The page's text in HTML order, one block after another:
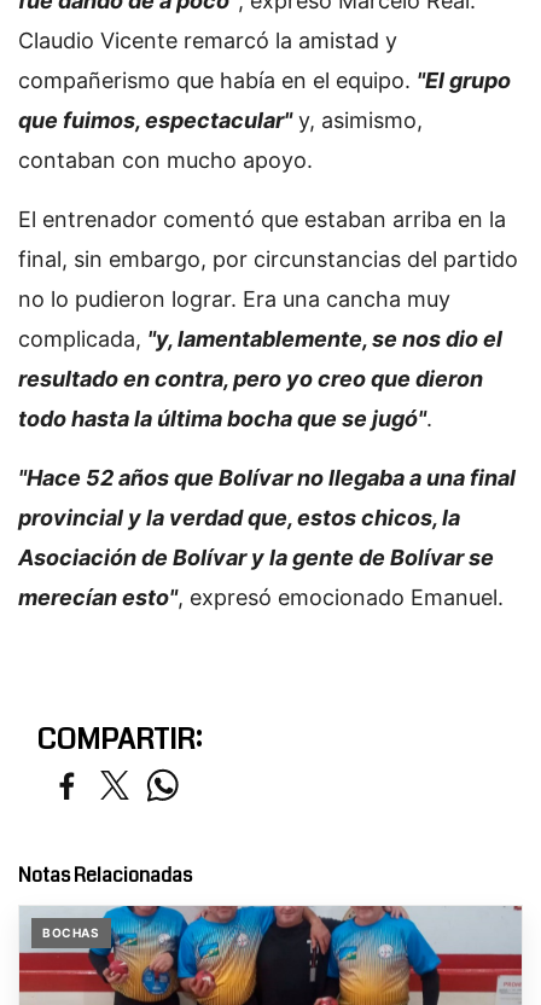
Claudio Vicente remarcó la amistad y
compañerismo que había en el equipo. "El grupo
que fuimos, espectacular"y, asimismo,
contaban con mucho apoyo.
El entrenador comentó que estaban arriba en la
final, sin embargo, por circunstancias del partido
no lo pudieron lograr. Era una cancha muy
complicada, "y, lamentablemente, se nos dio el
resultado en contra, pero yo creo que dieron
todo hasta la última bocha que se jugó".
"Hace 52 años que Bolívar no llegaba a una final
provincial y la verdad que, estos chicos, la
Asociación de Bolívar y la gente de Bolívar se
merecían esto", expresó emocionado Emanuel.
COMPARTIR:
Notas Relacionadas
BOCHAS